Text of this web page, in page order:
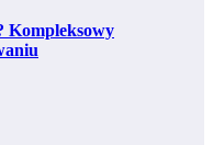
Kompleksowy